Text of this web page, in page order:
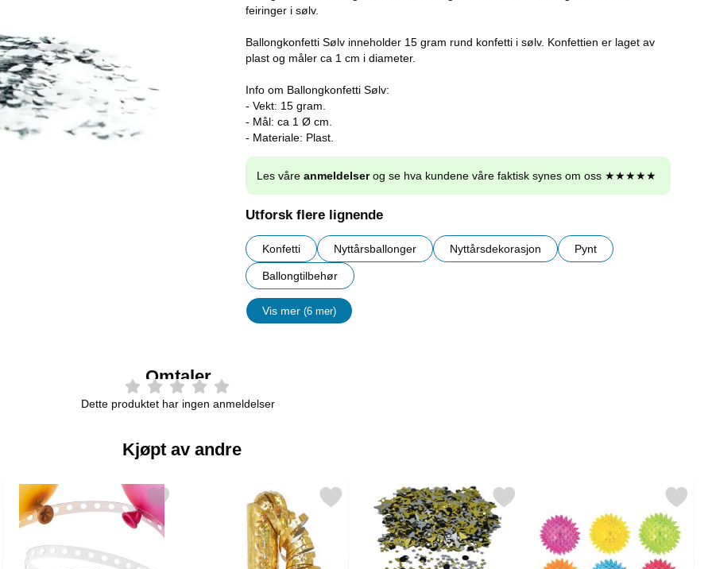
feiringer i sølv.
Ballongkonfetti Sølv inneholder 15 gram rund konfetti i sølv. Konfettien er laget av
plast og måler ca 1 cm i diameter.
Info om Ballongkonfetti Sølv:
- Vekt: 15 gram.
- Mål: ca 1 Ø cm.
- Materiale: Plast.
Les våre anmeldelserog se hva kundene våre faktisk synes om oss ★★★★★
Utforsk flere lignende
Konfetti Nyttårsballonger Nyttårsdekorasjon Pynt
Ballongtilbehør
Vis mer (6 mer)
egenskaper
Omtaler
Dette produktet har ingen anmeldelser
Kjøpt av andre
som favoritt Merk ballongbånd som favorittMerk serpentin Metallic Prisme Gull som favorittMerk konfetti Glass og Stjerner som favorittMerk ball med Pigger og